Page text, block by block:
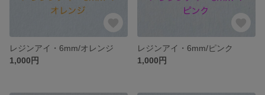
レジンアイ・6mm/オレンジ
1,000円
レジンアイ・6mm/ピンク
1,000円